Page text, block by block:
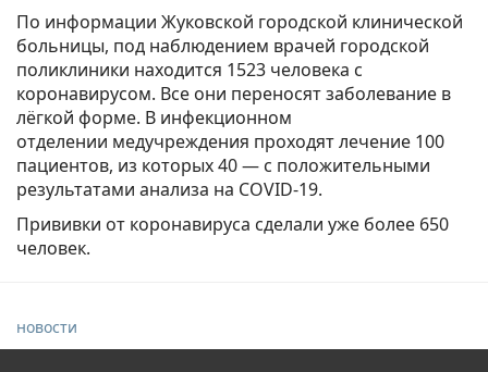
По информации Жуковской городской клинической
больницы, под наблюдением врачей городской
поликлиники находится 1523 человека с
коронавирусом. Все они переносят заболевание в
лёгкой форме. В инфекционном
отделении медучреждения проходят лечение 100
пациентов, из которых 40 — с положительными
результатами анализа на COVID-19.
Прививки от коронавируса сделали уже более 650
человек.
новости